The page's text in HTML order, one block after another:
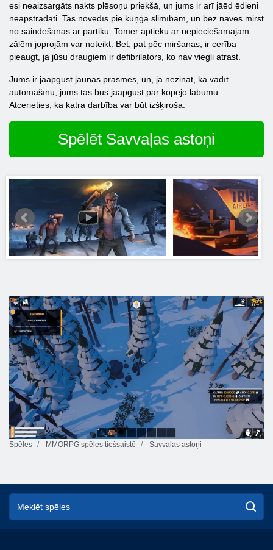
esi neaizsargāts nakts plēsoņu priekšā, un jums ir arī jāēd ēdieni
neapstrādāti. Tas novedīs pie kuņģa slimībām, un bez nāves mirst
no saindēšanās ar pārtiku. Tomēr aptieku ar nepieciešamajām
zālēm joprojām var noteikt. Bet, pat pēc miršanas, ir cerība
pieaugt, ja jūsu draugiem ir defibrilators, ko nav viegli atrast.
Jums ir jāapgūst jaunas prasmes, un, ja nezināt, kā vadīt
automašīnu, jums tas būs jāapgūst par kopējo labumu.
Atcerieties, ka katra darbība var būt izšķiroša.
Spēlēt Savvaļas astoņi
Spēles MMORPG spēles tiešsaistē Savvaļas astoņi